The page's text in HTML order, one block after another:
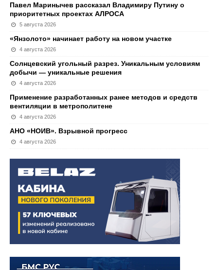
Павел Маринычев рассказал Владимиру Путину о
приоритетных проектах АЛРОСА
5 августа 2026
«Янзолото» начинает работу на новом участке
4 августа 2026
Солнцевский угольный разрез. Уникальным условиям
добычи — уникальные решения
4 августа 2026
Применение разработанных ранее методов и средств
вентиляции в метрополитене
4 августа 2026
АНО «НОИВ». Взрывной прогресс
4 августа 2026